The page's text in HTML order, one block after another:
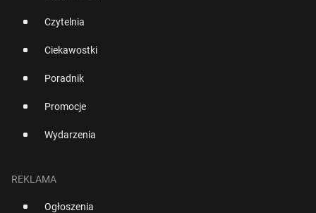
Czytelnia
Ciekawostki
Poradnik
Promocje
Wydarzenia
REKLAMA
Ogłoszenia